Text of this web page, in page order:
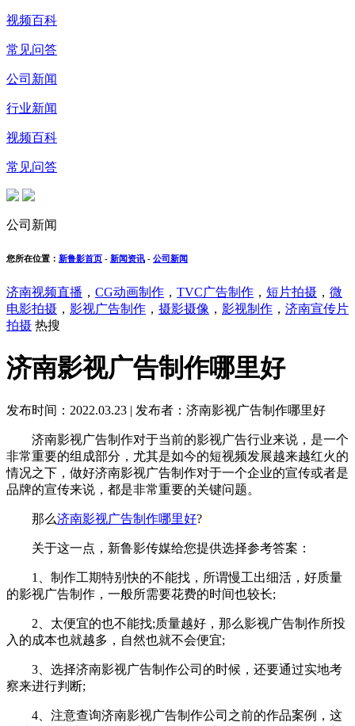
视频百科
常见问答
公司新闻
行业新闻
视频百科
常见问答
公司新闻
您所在位置： 新鲁影首页 - 新闻资讯 - 公司新闻
济南视频直播 ， CG动画制作 ， TVC广告制作 ， 短片拍摄 ， 微
电影拍摄 ， 影视广告制作 ， 摄影摄像 ， 影视制作 ， 济南宣传片
拍摄 热搜
济南影视广告制作哪里好
发布时间：2022.03.23 | 发布者：济南影视广告制作哪里好
济南影视广告制作对于当前的影视广告行业来说，是一个
非常重要的组成部分，尤其是如今的短视频发展越来越红火的
情况之下，做好济南影视广告制作对于一个企业的宣传或者是
品牌的宣传来说，都是非常重要的关键问题。
那么济南影视广告制作哪里好?
关于这一点，新鲁影传媒给您提供选择参考答案：
1、制作工期特别快的不能找，所谓慢工出细活，好质量
的影视广告制作，一般所需要花费的时间也较长;
2、太便宜的也不能找;质量越好，那么影视广告制作所投
入的成本也就越多，自然也就不会便宜;
3、选择济南影视广告制作公司的时候，还要通过实地考
察来进行判断;
4、注意查询济南影视广告制作公司之前的作品案例，这